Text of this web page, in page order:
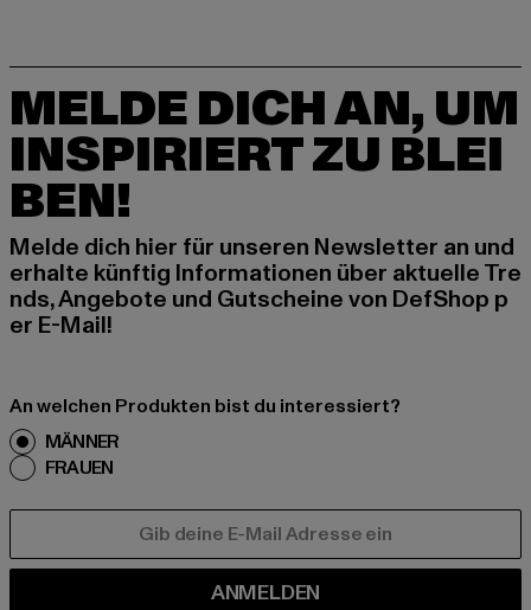
MELDE DICH AN, UM
INSPIRIERT ZU BLEI
BEN!
Melde dich hier für unseren Newsletter an und
erhalte künftig Informationen über aktuelle Tre
nds, Angebote und Gutscheine von DefShop p
er E-Mail!
An welchen Produkten bist du interessiert?
MÄNNER
FRAUEN
ANMELDEN